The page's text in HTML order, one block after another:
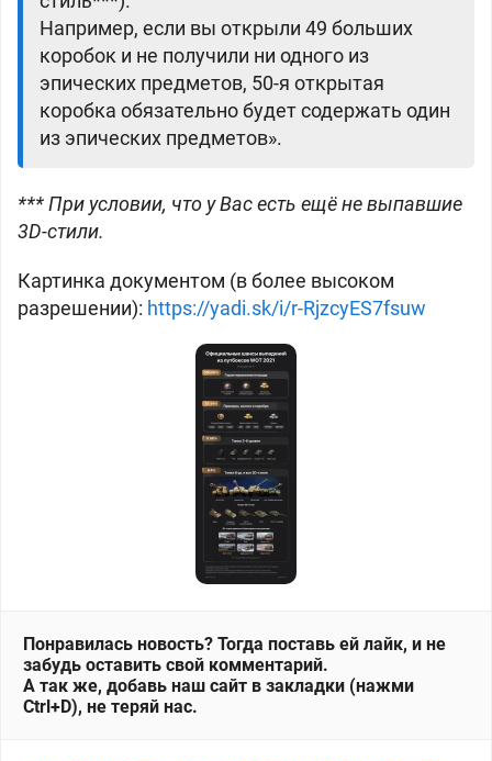
Например, если вы открыли 49 больших
коробок и не получили ни одного из
эпических предметов, 50-я открытая
коробка обязательно будет содержать один
из эпических предметов».
*** При условии, что у Вас есть ещё не выпавшие
3D-стили.
Картинка документом (в более высоком
разрешении): https://yadi.sk/i/r-RjzcyES7fsuw
Понравилась новость? Тогда поставь ей лайк, и не
забудь оставить свой комментарий.
А так же, добавь наш сайт в закладки (нажми
Ctrl+D), не теряй нас.